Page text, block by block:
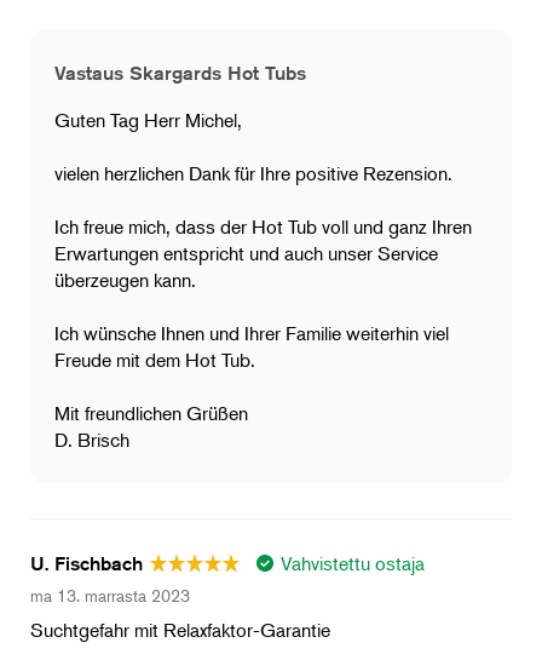
Vastaus Skargards Hot Tubs
Guten Tag Herr Michel,
vielen herzlichen Dank für Ihre positive Rezension.
Ich freue mich, dass der Hot Tub voll und ganz Ihren
Erwartungen entspricht und auch unser Service
überzeugen kann.
Ich wünsche Ihnen und Ihrer Familie weiterhin viel
Freude mit dem Hot Tub.
Mit freundlichen Grüßen
D. Brisch
U. Fischbach Vahvistettu ostaja
ma 13. marrasta 2023
Suchtgefahr mit Relaxfaktor-Garantie